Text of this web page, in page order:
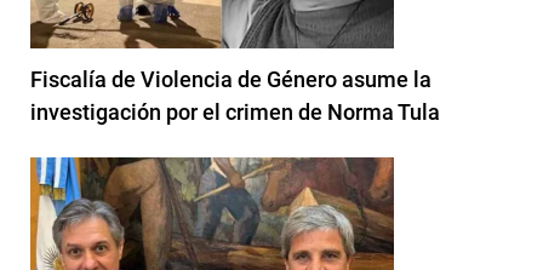
Fiscalía de Violencia de Género asume la
investigación por el crimen de Norma Tula